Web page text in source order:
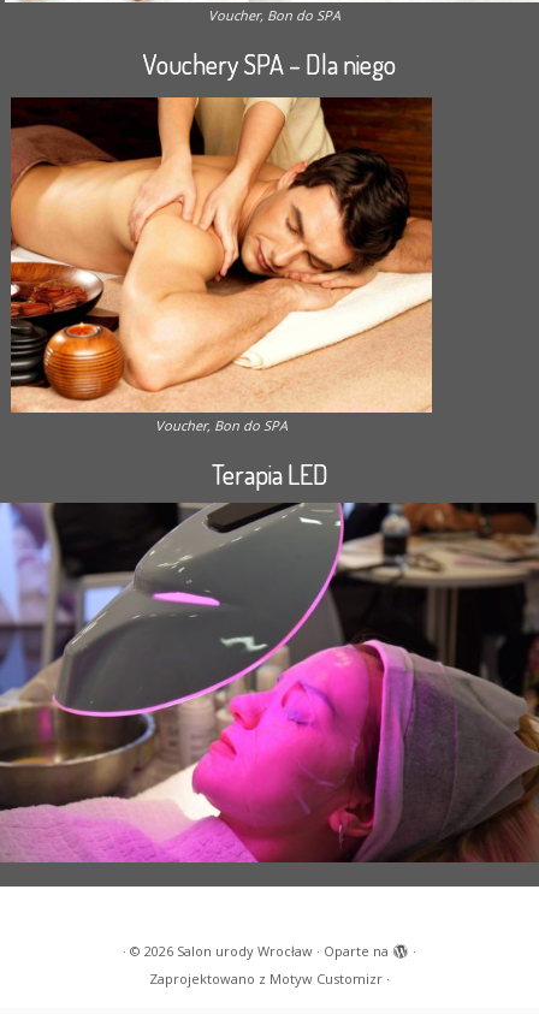
Voucher, Bon do SPA
Vouchery SPA – Dla niego
Voucher, Bon do SPA
Terapia LED
· © 2026 Salon urody Wrocław · Oparte na
·
Zaprojektowano z Motyw Customizr ·